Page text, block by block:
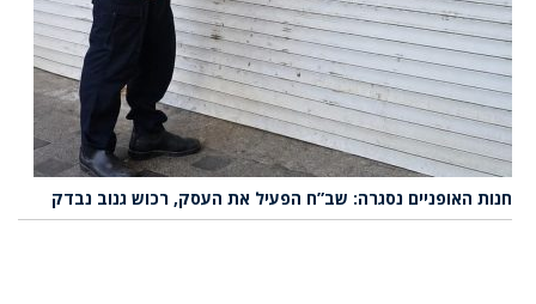
חנות האופניים נסגרה: שב”ח הפעיל את העסק, רכוש גנוב נבדק